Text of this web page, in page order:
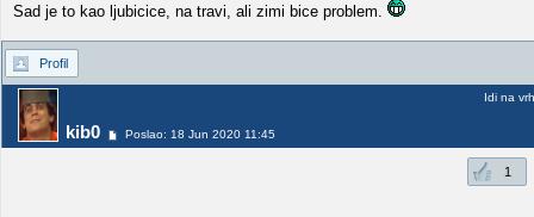
Sad je to kao ljubicice, na travi, ali zimi bice problem.
Profil
kib0 Poslao: 18 Jun 2020 11:45
Idi na vrh
1